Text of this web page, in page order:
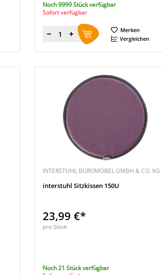
Noch 9999 Stück verfügbar
Sofort verfügbar
Menge
Merken
Vergleichen
INTERSTUHL BÜROMÖBEL GMBH & CO. KG
interstuhl Sitzkissen 150U
23,99 €*
pro Stück
Noch 21 Stück verfügbar